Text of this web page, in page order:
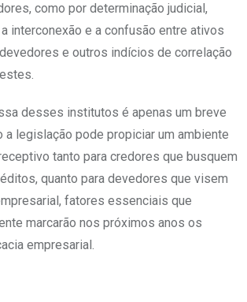
como por determinação judicial,
interconexão e a confusão entre ativos
e outros indícios de correlação
desses institutos é apenas um breve
a legislação pode propiciar um ambiente
tanto para credores que busquem
quanto para devedores que visem
fatores essenciais que
marcarão nos próximos anos os
empresarial.